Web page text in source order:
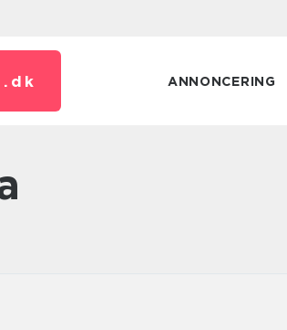
dk ANNONCERING